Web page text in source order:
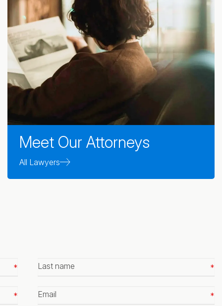
Meet Our Attorneys
All Lawyers
Last
name*
Email*